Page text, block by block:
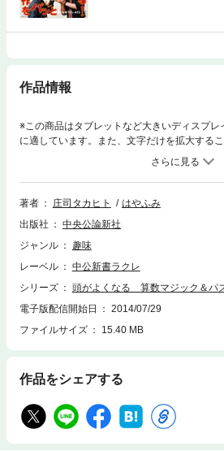
作品情報
※この商品はタブレットなど大きいディスプレ
に適しています。また、文字だけを拡大する
ト、検索、辞書の参照、引用などの機能が使
リ的中させる速算術、賭けゲームの必勝法…
った！ 数の面白さと奥深さ、美しさに満ち
ズルから厳選。コイン、電卓、トランプなど
解説。子供の探求心をくすぐるきっかけを、
使えます。
著者 庄司タカヒト
はやふみ
出版社
中央公論新社
ジャンル
趣味
レーベル
中公新書ラクレ
シリーズ
頭がよくなる 算数マジック＆パ
電子版配信開始日
2014/07/29
ファイルサイズ
15.40 MB
作品をシェアする